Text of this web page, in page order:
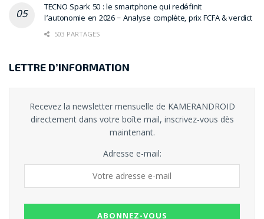
TECNO Spark 50 : le smartphone qui redéfinit
l’autonomie en 2026 – Analyse complète, prix FCFA & verdict
503 PARTAGES
LETTRE D’INFORMATION
Recevez la newsletter mensuelle de KAMERANDROID
directement dans votre boîte mail, inscrivez-vous dès
maintenant.
Adresse e-mail: